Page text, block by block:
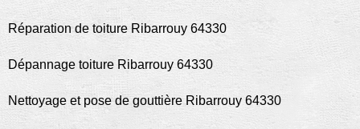
Réparation de toiture Ribarrouy 64330
Dépannage toiture Ribarrouy 64330
Nettoyage et pose de gouttière Ribarrouy 64330